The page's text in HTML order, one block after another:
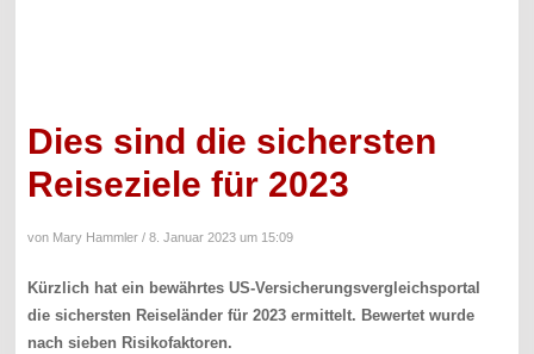
Dies sind die sichersten
Reiseziele für 2023
von Mary Hammler /8. Januar 2023 um 15:09
Kürzlich hat ein bewährtes US-Versicherungsvergleichsportal
die sichersten Reiseländer für 2023 ermittelt. Bewertet wurde
nach sieben Risikofaktoren.